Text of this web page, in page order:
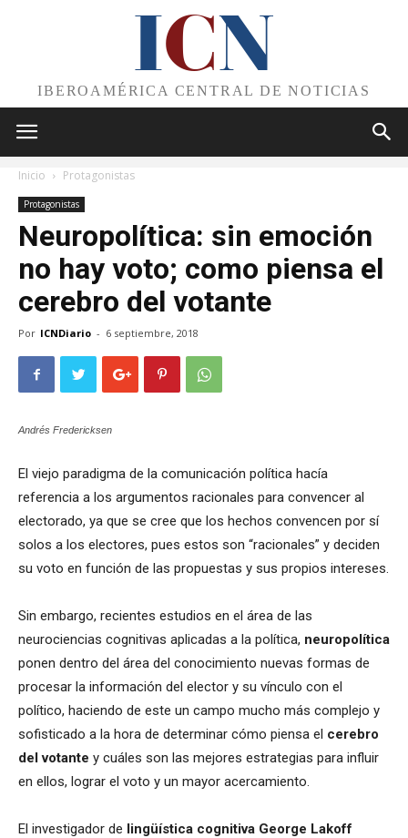
ICN
IBEROAMÉRICA CENTRAL DE NOTICIAS
Inicio Protagonistas
Protagonistas
Neuropolítica: sin emoción
no hay voto; como piensa el
cerebro del votante
Por ICNDiario - 6 septiembre, 2018
Andrés Fredericksen
El viejo paradigma de la comunicación política hacía
referencia a los argumentos racionales para convencer al
electorado, ya que se cree que los hechos convencen por sí
solos a los electores, pues estos son “racionales” y deciden
su voto en función de las propuestas y sus propios intereses.
Sin embargo, recientes estudios en el área de las
neurociencias cognitivas aplicadas a la política, neuropolítica
ponen dentro del área del conocimiento nuevas formas de
procesar la información del elector y su vínculo con el
político, haciendo de este un campo mucho más complejo y
sofisticado a la hora de determinar cómo piensa el cerebro
del votante y cuáles son las mejores estrategias para influir
en ellos, lograr el voto y un mayor acercamiento.
El investigador de lingüística cognitiva George Lakoff